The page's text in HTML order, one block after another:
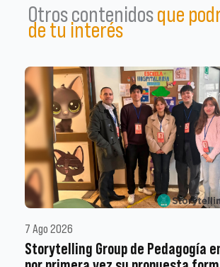
Otros contenidosque
de tu interés
7 Ago 2026
Storytelling Group de Pedagogía